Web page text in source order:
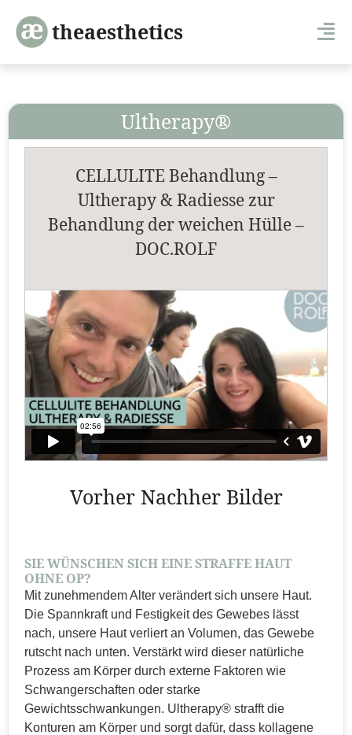
theaesthetics
Ultherapy®
CELLULITE Behandlung –
Ultherapy & Radiesse zur
Behandlung der weichen Hülle –
DOC.ROLF
Vorher Nachher Bilder
SIE WÜNSCHEN SICH EINE STRAFFE HAUT
OHNE OP?
Mit zunehmendem Alter verändert sich unsere Haut.
Die Spannkraft und Festigkeit des Gewebes lässt
nach, unsere Haut verliert an Volumen, das Gewebe
rutscht nach unten. Verstärkt wird dieser natürliche
Prozess am Körper durch externe Faktoren wie
Schwangerschaften oder starke
Gewichtsschwankungen. Ultherapy® strafft die
Konturen am Körper und sorgt dafür, dass kollagene